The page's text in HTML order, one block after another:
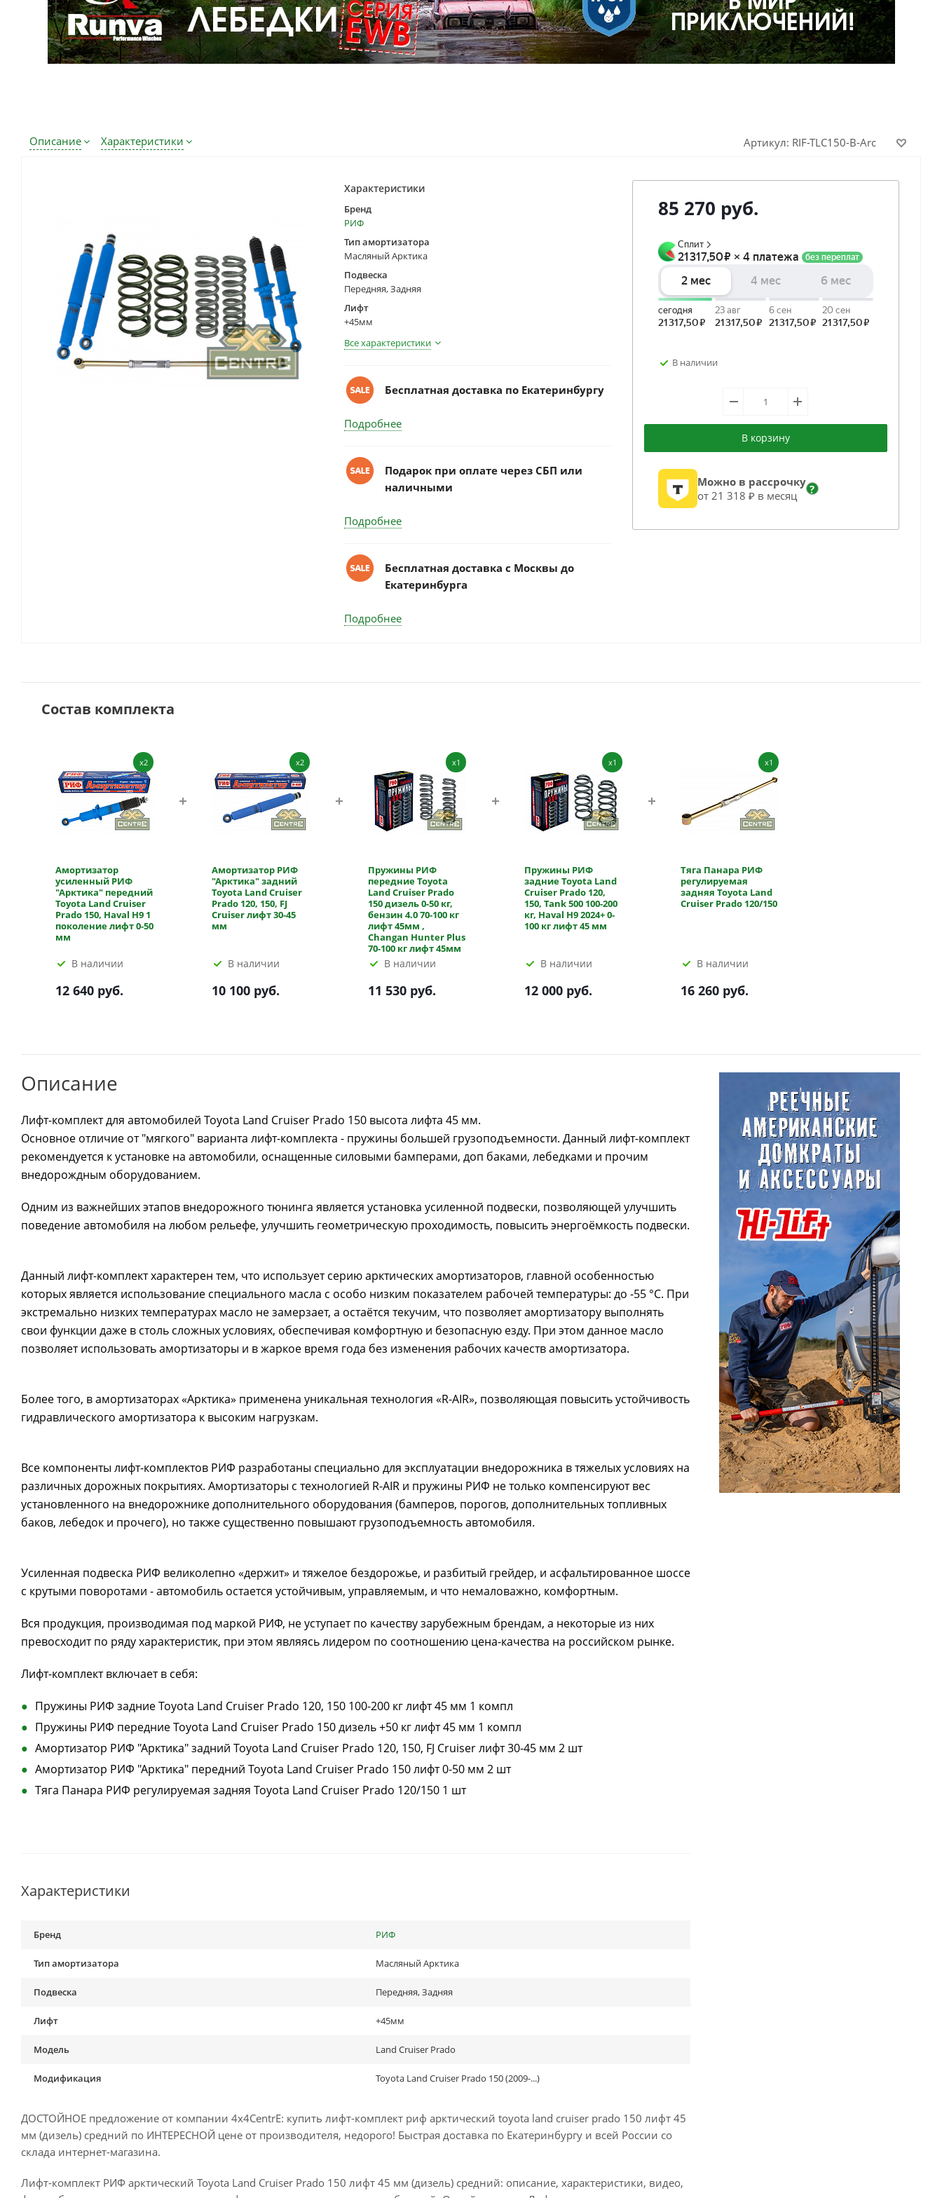
Описание Характеристики Артикул: RIF-TLC150-B-Arc
Характеристики
Бренд
РИФ
Тип амортизатора
Масляный Арктика
Подвеска
Передняя, Задняя
Лифт
+45мм
Все характеристики
Бесплатная доставка по Екатеринбургу
Подробнее
Подарок при оплате через СБП или
наличными
Подробнее
Бесплатная доставка c Москвы до
Екатеринбурга
Подробнее
85 270 руб.
В наличии
В корзину
Можно в рассрочку
от 21 318 ₽ в месяц
?
Состав комплекта
x2
Амортизатор
усиленный РИФ
"Арктика" передний
Toyota Land Cruiser
Prado 150, Haval H9 1
поколение лифт 0-50
мм
В наличии
12 640 руб.
x2
Амортизатор РИФ
"Арктика" задний
Toyota Land Cruiser
Prado 120, 150, FJ
Cruiser лифт 30-45
мм
В наличии
10 100 руб.
x1
Пружины РИФ
передние Toyota
Land Cruiser Prado
150 дизель 0-50 кг,
бензин 4.0 70-100 кг
лифт 45мм ,
Changan Hunter Plus
70-100 кг лифт 45мм
В наличии
11 530 руб.
x1
Пружины РИФ
задние Toyota Land
Cruiser Prado 120,
150, Tank 500 100-200
кг, Haval H9 2024+ 0-
100 кг лифт 45 мм
В наличии
12 000 руб.
x1
Тяга Панара РИФ
регулируемая
задняя Toyota Land
Cruiser Prado 120/150
В наличии
16 260 руб.
Описание
Лифт-комплект для автомобилей Toyota Land Cruiser Prado 150 высота лифта 45 мм.
Основное отличие от "мягкого" варианта лифт-комплекта - пружины большей грузоподъемности. Данный лифт-комплект
рекомендуется к установке на автомобили, оснащенные силовыми бамперами, доп баками, лебедками и прочим
внедорождным оборудованием.
Одним из важнейших этапов внедорожного тюнинга является установка усиленной подвески, позволяющей улучшить
поведение автомобиля на любом рельефе, улучшить геометрическую проходимость, повысить энергоёмкость подвески.
Данный лифт-комплект характерен тем, что использует серию арктических амортизаторов, главной особенностью
которых является использование специального масла с особо низким показателем рабочей температуры: до -55 °С. При
экстремально низких температурах масло не замерзает, а остаётся текучим, что позволяет амортизатору выполнять
свои функции даже в столь сложных условиях, обеспечивая комфортную и безопасную езду. При этом данное масло
позволяет использовать амортизаторы и в жаркое время года без изменения рабочих качеств амортизатора.
Более того, в амортизаторах «Арктика» применена уникальная технология «R-AIR», позволяющая повысить устойчивость
гидравлического амортизатора к высоким нагрузкам.
Все компоненты лифт-комплектов РИФ разработаны специально для эксплуатации внедорожника в тяжелых условиях на
различных дорожных покрытиях. Амортизаторы с технологией R-AIR и пружины РИФ не только компенсируют вес
установленного на внедорожнике дополнительного оборудования (бамперов, порогов, дополнительных топливных
баков, лебедок и прочего), но также существенно повышают грузоподъемность автомобиля.
Усиленная подвеска РИФ великолепно «держит» и тяжелое бездорожье, и разбитый грейдер, и асфальтированное шоссе
с крутыми поворотами - автомобиль остается устойчивым, управляемым, и что немаловажно, комфортным.
Вся продукция, производимая под маркой РИФ, не уступает по качеству зарубежным брендам, а некоторые из них
превосходит по ряду характеристик, при этом являясь лидером по соотношению цена-качества на российском рынке.
Лифт-комплект включает в себя:
Пружины РИФ задние Toyota Land Cruiser Prado 120, 150 100-200 кг лифт 45 мм 1 компл
Пружины РИФ передние Toyota Land Cruiser Prado 150 дизель +50 кг лифт 45 мм 1 компл
Амортизатор РИФ "Арктика" задний Toyota Land Cruiser Prado 120, 150, FJ Cruiser лифт 30-45 мм 2 шт
Амортизатор РИФ "Арктика" передний Toyota Land Cruiser Prado 150 лифт 0-50 мм 2 шт
Тяга Панара РИФ регулируемая задняя Toyota Land Cruiser Prado 120/150 1 шт
Характеристики
Бренд РИФ
Тип амортизатора Масляный Арктика
Подвеска Передняя, Задняя
Лифт +45мм
Модель Land Cruiser Prado
Модификация Toyota Land Cruiser Prado 150 (2009-...)
ДОСТОЙНОЕ предложение от компании 4x4CentrE: купить лифт-комплект риф арктический toyota land cruiser prado 150 лифт 45
мм (дизель) средний по ИНТЕРЕСНОЙ цене от производителя, недорого! Быстрая доставка по Екатеринбургу и всей России со
склада интернет-магазина.
Лифт-комплект РИФ арктический Toyota Land Cruiser Prado 150 лифт 45 мм (дизель) средний: описание, характеристики, видео,